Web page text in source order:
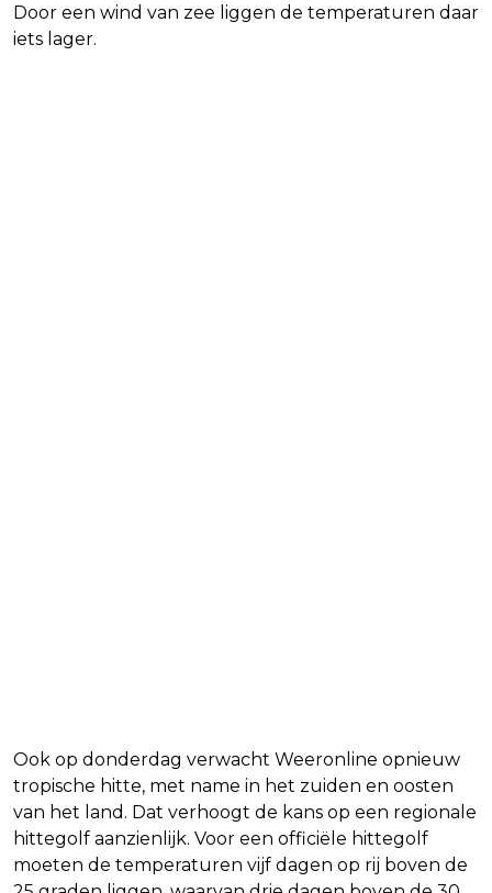
Door een wind van zee liggen de temperaturen daar
iets lager.
Ook op donderdag verwacht Weeronline opnieuw
tropische hitte, met name in het zuiden en oosten
van het land. Dat verhoogt de kans op een regionale
hittegolf aanzienlijk. Voor een officiële hittegolf
moeten de temperaturen vijf dagen op rij boven de